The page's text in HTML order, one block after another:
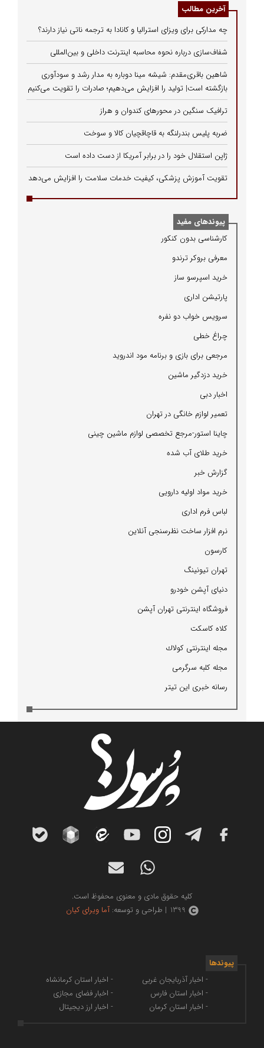
آخرین مطالب
چه مدارکی برای ویزای استرالیا و کانادا به ترجمه ناتی نیاز دارند؟
شفاف‌سازی درباره نحوه محاسبه اینترنت داخلی و بین‌المللی
شاهین باقری‌مقدم: شیشه مینا دوباره به مدار رشد و سودآوری
بازگشته است| تولید را افزایش می‌دهیم؛ صادرات را تقویت می‌کنیم
ترافیک سنگین در محورهای کندوان و هراز
ضربه پلیس بندرلنگه به قاچاقچیان کالا و سوخت
ژاپن استقلال خود را در برابر آمریکا از دست داده است
تقویت آموزش پزشکی، کیفیت خدمات سلامت را افزایش می‌دهد
پیوندهای مفید
كارشناسی بدون كنكور
معرفی بروكر ترندو
خرید اسپرسو ساز
پارتیشن اداری
سرویس خواب دو نفره
چراغ خطی
مرجعی برای بازی و برنامه مود اندروید
خرید دزدگیر ماشین
اخبار دبی
تعمیر لوازم خانگی در تهران
چاینا استور-مرجع تخصصی لوازم ماشین چینی
خرید طلای آب شده
گزارش خبر
خرید مواد اولیه دارویی
لباس فرم اداری
نرم افزار ساخت نظرسنجی آنلاین
كارسون
تهران تیونینگ
دنیای آپشن خودرو
فروشگاه اینترنتی تهران آپشن
كلاه كاسكت
مجله اینترنتی كولاك
مجله كلبه سرگرمی
رسانه خبری این تیتر
کلیه حقوق مادی و معنوی محفوظ است.
1399 | طراحی و توسعه:
آما ویرای کیان
پیوندها
- اخبار آذربایجان غربی
- اخبار استان فارس
- اخبار استان کرمان
- اخبار استان کرمانشاه
- اخبار فضای مجازی
- اخبار ارز دیجیتال